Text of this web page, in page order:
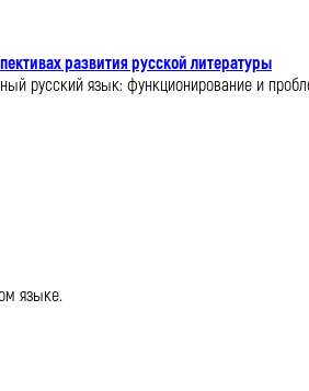
развития русской литературы
русский язык: функционирование и
языке.